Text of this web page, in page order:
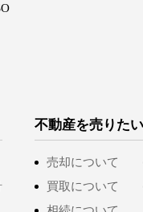
不動産を売りた
売却について
買取について